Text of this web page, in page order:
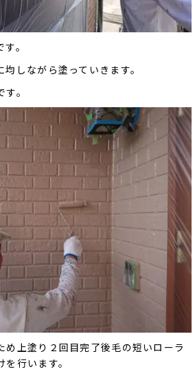
。
しながら塗っていきます。
。
め上塗り２回目完了後毛の短いローラ
行います。